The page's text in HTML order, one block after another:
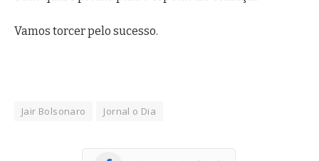
Vamos torcer pelo sucesso.
Jair Bolsonaro Jornal o Dia